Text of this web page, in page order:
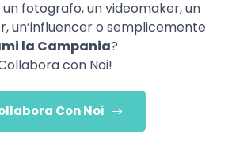
un fotografo, un videomaker, un
un’influencer o semplicemente
la Campania?
con Noi!
Con Noi